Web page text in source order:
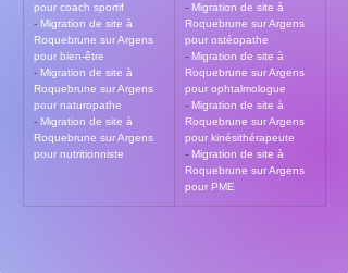
pour coach sportif
- Migration de site à
Roquebrune sur Argens
pour bien-être
- Migration de site à
Roquebrune sur Argens
pour naturopathe
- Migration de site à
Roquebrune sur Argens
pour nutritionniste
- Migration de site à
Roquebrune sur Argens
pour ostéopathe
- Migration de site à
Roquebrune sur Argens
pour ophtalmologue
- Migration de site à
Roquebrune sur Argens
pour kinésithérapeute
- Migration de site à
Roquebrune sur Argens
pour PME